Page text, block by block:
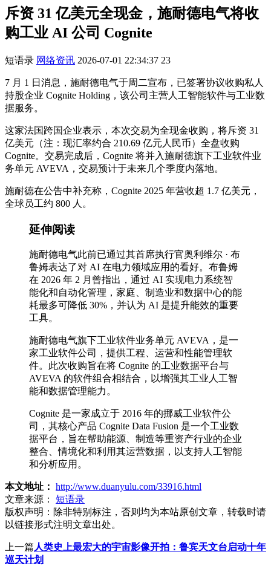
斥资 31 亿美元全现金，施耐德电气将收
购工业 AI 公司 Cognite
短语录 网络资讯 2026-07-01 22:34:37 23
7 月 1 日消息，施耐德电气于周二宣布，已签署协议收购私人
持股企业 Cognite Holding，该公司主营人工智能软件与工业数
据服务。
这家法国跨国企业表示，本次交易为全现金收购，将斥资 31
亿美元（注：现汇率约合 210.69 亿元人民币）全盘收购
Cognite。交易完成后，Cognite 将并入施耐德旗下工业软件业
务单元 AVEVA，交易预计于未来几个季度内落地。
施耐德在公告中补充称，Cognite 2025 年营收超 1.7 亿美元，
全球员工约 800 人。
延伸阅读
施耐德电气此前已通过其首席执行官奥利维尔 · 布
鲁姆表达了对 AI 在电力领域应用的看好。布鲁姆
在 2026 年 2 月曾指出，通过 AI 实现电力系统智
能化和自动化管理，家庭、制造业和数据中心的能
耗最多可降低 30%，并认为 AI 是提升能效的重要
工具。
施耐德电气旗下工业软件业务单元 AVEVA，是一
家工业软件公司，提供工程、运营和性能管理软
件。此次收购旨在将 Cognite 的工业数据平台与
AVEVA 的软件组合相结合，以增强其工业人工智
能和数据管理能力。
Cognite 是一家成立于 2016 年的挪威工业软件公
司，其核心产品 Cognite Data Fusion 是一个工业数
据平台，旨在帮助能源、制造等重资产行业的企业
整合、情境化和利用其运营数据，以支持人工智能
和分析应用。
本文地址： http://www.duanyulu.com/33916.html
文章来源：
短语录
版权声明： 除非特别标注，否则均为本站原创文章，转载时请
以链接形式注明文章出处。
上一篇 人类史上最宏大的宇宙影像开拍：鲁宾天文台启动十年
巡天计划